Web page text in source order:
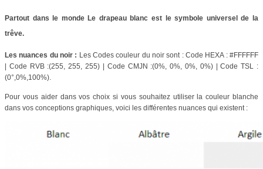
Partout dans le monde Le drapeau blanc est le symbole universel de la
trêve.
Les nuances du noir : Les Codes couleur du noir sont : Code HEXA : #FFFFFF
| Code RVB :(255, 255, 255) | Code CMJN :(0%, 0%, 0%, 0%) | Code TSL :
(0°,0%,100%).
Pour vous aider dans vos choix si vous souhaitez utiliser la couleur blanche
dans vos conceptions graphiques, voici les différentes nuances qui existent :